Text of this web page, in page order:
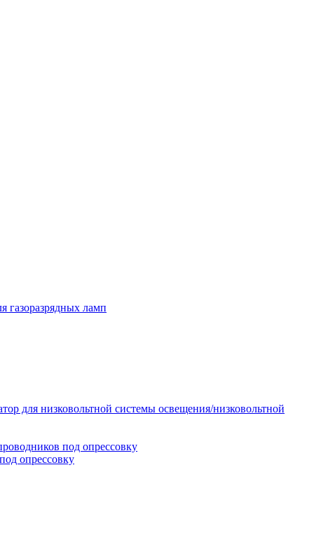
газоразрядных ламп
для низковольтной системы освещения/низковольтной
под опрессовку
опрессовку